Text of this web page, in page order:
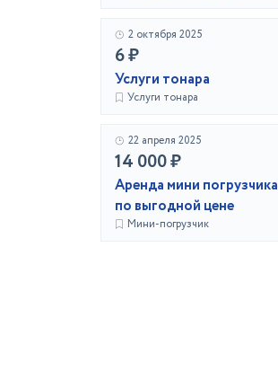
2 октября 2025
6 ₽
Услуги тонара
Услуги тонара
22 апреля 2025
14 000 ₽
Аренда мини погрузчика
по выгодной цене
Мини-погрузчик